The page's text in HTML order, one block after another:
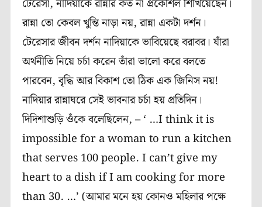
টেরেসা, নাদিয়াকে রান্নার কত না প্রকৌশল শিখিয়েছেন।
রান্না তো কেবল খুন্তি নাড়া নয়, রান্না একটা দর্শন।
টেরেসার জীবন দর্শন নাদিয়াকে ভাবিয়েছে বরাবর। যাঁরা
অর্থনীতি নিয়ে চর্চা করেন তাঁরা ভালো করে বলতে
পারবেন, বৃদ্ধি আর বিকাশ তো ঠিক এক জিনিস নয়!
নাদিয়ার রান্নাঘরে সেই ভাবনার চর্চা হয় প্রতিদিন।
দিদিশাশুড়ি ওঁকে বলেছিলেন, – ‘ …I think it is
impossible for a woman to run a kitchen
that serves 100 people. I can’t give my
heart to a dish if I am cooking for more
than 30. …’ (আমার মনে হয় কোনও মহিলার পক্ষে